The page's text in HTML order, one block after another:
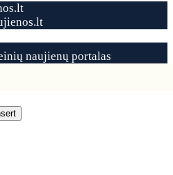
naujienų portalas